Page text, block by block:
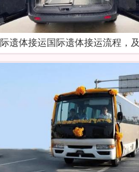
遗体接运国际遗体接运流程，及